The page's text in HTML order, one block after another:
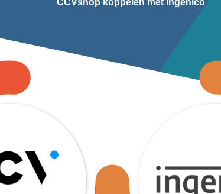
CCVshop koppelen met Ingenico